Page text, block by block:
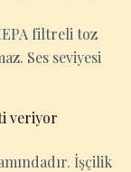
filtreli toz
Ses seviyesi
veriyor
İşçilik